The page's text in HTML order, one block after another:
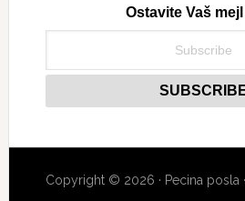
Ostavite Vaš
Copyright © 2026 · Pecina posla